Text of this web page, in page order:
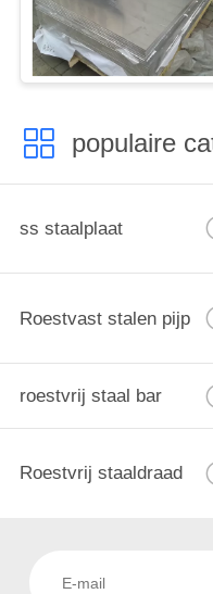
populaire
ss staalplaat
Roestvast stalen pijp
roestvrij staal bar
Roestvrij staaldraad